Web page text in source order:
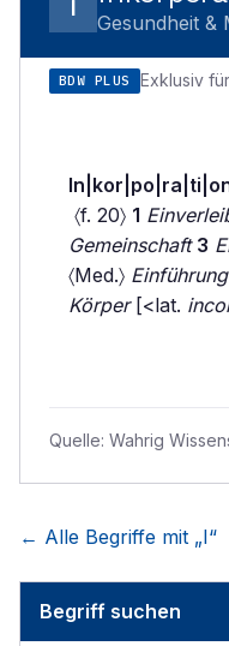
I
Gesundheit &
BDW PLUS Exklusiv
〈f. 20〉 1
Gemeinschaft 3
〈Med.〉
Körper[<lat.
Quelle: Wahrig
← Alle Begriffe mit „I“
Begriff suchen